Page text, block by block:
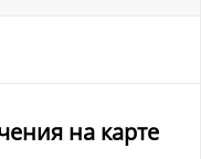
на карте